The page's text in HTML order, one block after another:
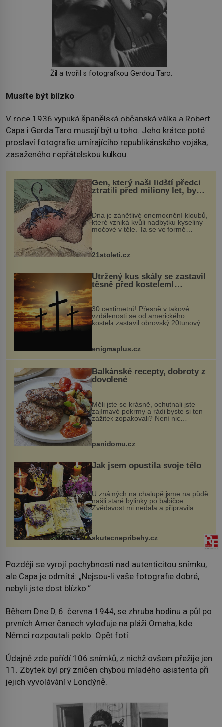
Žil a tvořil s fotografkou Gerdou Taro.
Musíte být blízko
V roce 1936 vypuká španělská občanská válka a Robert
Capa i Gerda Taro musejí být u toho. Jeho krátce poté
proslaví fotografie umírajícího republikánského vojáka,
zasaženého nepřátelskou kulkou.
Gen, který naši lidští předci
ztratili před miliony let, by
mohl pomoci s léčbou
„nemoci králů“
Dna je zánětlivé onemocnění kloubů,
které vzniká kvůli nadbytku kyseliny
močové v těle. Ta se ve formě
nohou, a způsobuje bole...
21stoleti.cz
Utržený kus skály se zastavil
těsně před kostelem!
Ochránila ho boží síla?
30 centimetrů! Přesně v takové
vzdálenosti se od amerického
kostela zastavil obrovský 20tunový
...
enigmaplus.cz
Balkánské recepty, dobroty z
dovolené
Měli jste se krásně, ochutnali jste
zajímavé pokrmy a rádi byste si ten
zážitek zopakovali? Není nic
snazšího. Pljeskavica (10 porcí)
Možná jste ji ochutnali na dovolené v
panidomu.cz
Jak jsem opustila svoje tělo
U známých na chalupě jsme na půdě
našli staré bylinky po babičce.
Zvědavost mi nedala a připravila
jsem si z nich lektvar… Zimní pobyt
na chalupě se pro mě vlastní vinou
změnil v děsivý zážitek, na kt...
skutecnepribehy.cz
Později se vyrojí pochybnosti nad autenticitou snímku,
ale Capa je odmítá: „Nejsou-li vaše fotografie dobré,
nebyli jste dost blízko.“
Během Dne D, 6. června 1944, se zhruba hodinu a půl po
prvních Američanech vyloďuje na pláži Omaha, kde
Němci rozpoutali peklo. Opět fotí.
Údajně zde pořídí 106 snímků, z nichž ovšem přežije jen
11. Zbytek byl prý zničen chybou mladého asistenta při
jejich vyvolávání v Londýně.